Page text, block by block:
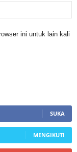
ini untuk lain kali
SUKA
MENGIKUTI